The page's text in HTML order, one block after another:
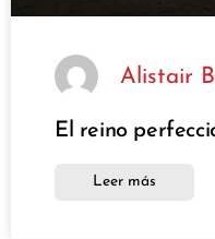
Alistair
El reino
Leer más